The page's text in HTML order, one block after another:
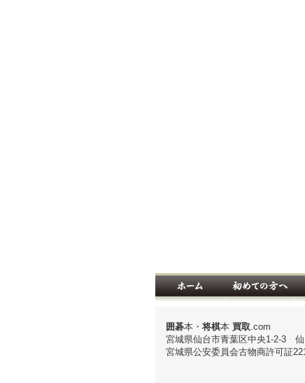
囲碁本・ 将棋本 買取.com
宮城県仙台市青葉区中央1-2-3
宮城県公安委員会古物商許可証